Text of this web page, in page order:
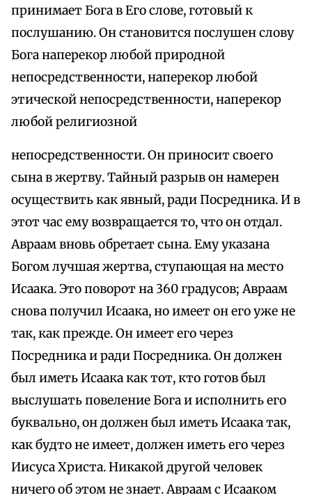
принимает Бога в Его слове, готовый к
послушанию. Он становится послушен слову
Бога наперекор любой природной
непосредственности, наперекор любой
этической непосредственности, наперекор
любой религиозной
непосредственности. Он приносит своего
сына в жертву. Тайный разрыв он намерен
осуществить как явный, ради Посредника. И в
этот час ему возвращается то, что он отдал.
Авраам вновь обретает сына. Ему указана
Богом лучшая жертва, ступающая на место
Исаака. Это поворот на 360 градусов; Авраам
снова получил Исаака, но имеет он его уже не
так, как прежде. Он имеет его через
Посредника и ради Посредника. Он должен
был иметь Исаака как тот, кто готов был
выслушать повеление Бога и исполнить его
буквально, он должен был иметь Исаака так,
как будто не имеет, должен иметь его через
Иисуса Христа. Никакой другой человек
ничего об этом не знает. Авраам с Исааком